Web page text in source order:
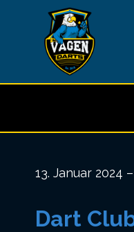
springen
13. Januar 2024
Dart